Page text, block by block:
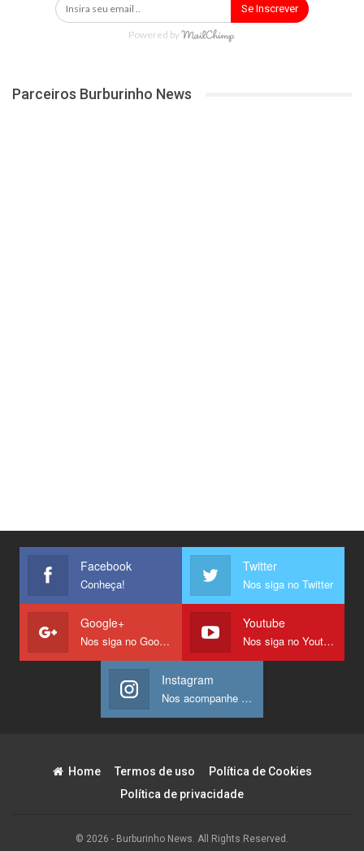
Se Inscrever
Powered by
Parceiros Burburinho News
Facebook
Conheça!
Twitter
Nos siga no Twitter
Google+
Nos siga no Google +
Youtube
Nos siga no Youtube
Instagram
Nos acompanhe no Instagram
Home Termos de uso
Política de Cookies
Política de privacidade
© 2026 - Burburinho News. All Rights Reserved.